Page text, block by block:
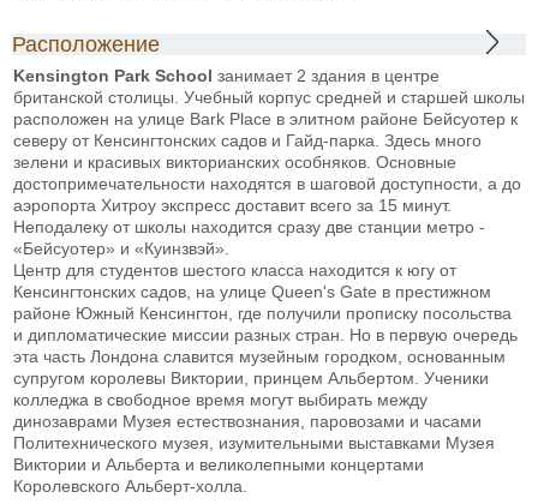
Расположение
Kensington Park School занимает 2 здания в центре
британской столицы. Учебный корпус средней и старшей школы
расположен на улице Bark Place в элитном районе Бейсуотер к
северу от Кенсингтонских садов и Гайд-парка. Здесь много
зелени и красивых викторианских особняков. Основные
достопримечательности находятся в шаговой доступности, а до
аэропорта Хитроу экспресс доставит всего за 15 минут.
Неподалеку от школы находится сразу две станции метро -
«Бейсуотер» и «Куинзвэй».
Центр для студентов шестого класса находится к югу от
Кенсингтонских садов, на улице Queen's Gate в престижном
районе Южный Кенсингтон, где получили прописку посольства
и дипломатические миссии разных стран . Но в первую очередь
эта часть Лондона славится музейным городком, основанным
супругом королевы Виктории, принцем Альбертом. Ученики
колледжа в свободное время могут выбирать между
динозаврами Музея естествознания, паровозами и часами
Политехнического музея, изумительными выставками Музея
Виктории и Альберта и великолепными концертами
Королевского Альберт-холла.